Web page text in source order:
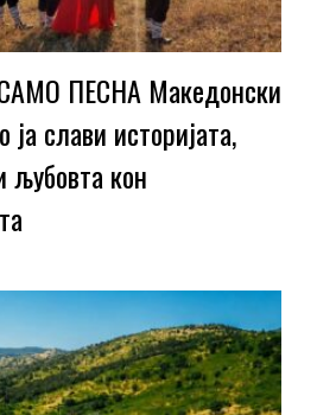
ПЕСНА Македонски
ја слави историјата,
кон